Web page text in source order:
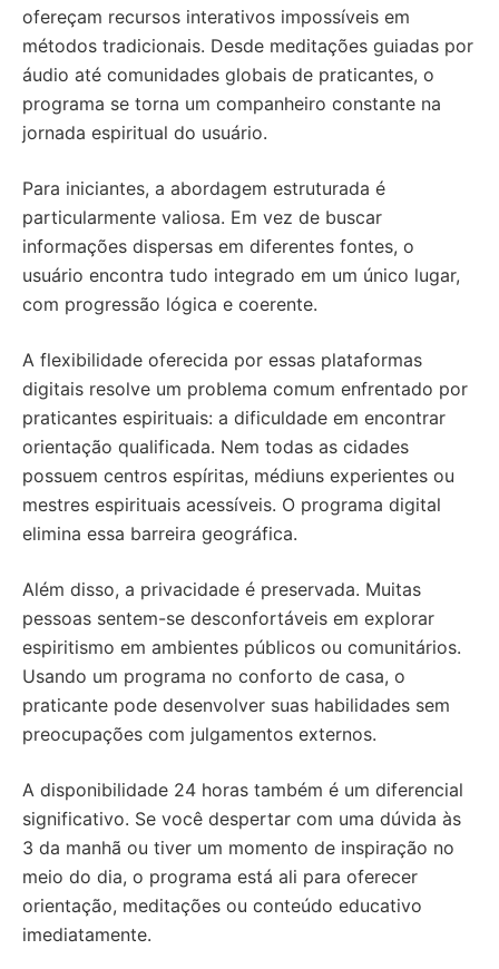
ofereçam recursos interativos impossíveis em
métodos tradicionais. Desde meditações guiadas por
áudio até comunidades globais de praticantes, o
programa se torna um companheiro constante na
jornada espiritual do usuário.
Para iniciantes, a abordagem estruturada é
particularmente valiosa. Em vez de buscar
informações dispersas em diferentes fontes, o
usuário encontra tudo integrado em um único lugar,
com progressão lógica e coerente.
A flexibilidade oferecida por essas plataformas
digitais resolve um problema comum enfrentado por
praticantes espirituais: a dificuldade em encontrar
orientação qualificada. Nem todas as cidades
possuem centros espíritas, médiuns experientes ou
mestres espirituais acessíveis. O programa digital
elimina essa barreira geográfica.
Além disso, a privacidade é preservada. Muitas
pessoas sentem-se desconfortáveis em explorar
espiritismo em ambientes públicos ou comunitários.
Usando um programa no conforto de casa, o
praticante pode desenvolver suas habilidades sem
preocupações com julgamentos externos.
A disponibilidade 24 horas também é um diferencial
significativo. Se você despertar com uma dúvida às
3 da manhã ou tiver um momento de inspiração no
meio do dia, o programa está ali para oferecer
orientação, meditações ou conteúdo educativo
imediatamente.